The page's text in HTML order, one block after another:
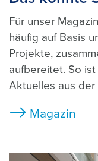
Für unser
häufig auf Basis
Projekte,
aufbereitet. So
Aktuelles aus
Magazin